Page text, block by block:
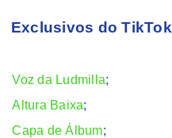
Exclusivos do TikTok
Voz da Ludmilla;
Altura Baixa;
Capa de Álbum;